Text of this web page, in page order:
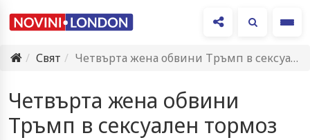
Свят
Четвърта жена обвини Тръмп в сексуален тормоз
Четвърта жена обвини
Тръмп в сексуален тормоз